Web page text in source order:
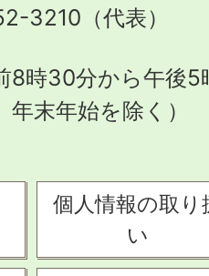
3210（代表）
8時30分から午後5
年末年始を除く）
個人情報の取り
い